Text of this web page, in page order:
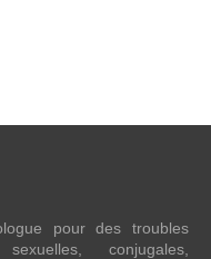
pour des troubles
conjugales,